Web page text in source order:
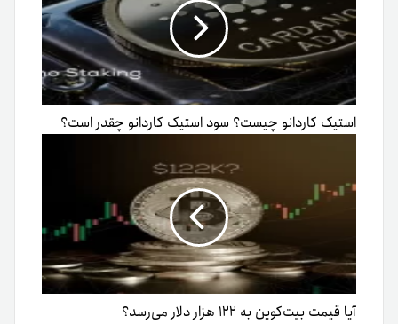
استیک کاردانو چیست؟ سود استیک کاردانو چقدر است؟
آیا قیمت بیت‌کوین به ۱۲۲ هزار دلار می‌رسد؟